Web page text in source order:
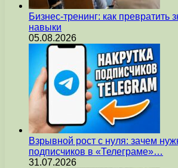
Бизнес-тренинг: как превратить
навыки
05.08.2026
Взрывной рост с нуля: зачем
подписчиков в «Телеграме»…
31.07.2026